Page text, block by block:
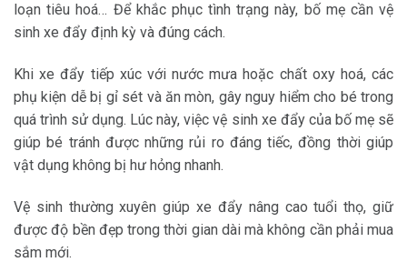
loạn tiêu hoá… Để khắc phục tình trạng này, bố mẹ cần vệ
sinh xe đẩy định kỳ và đúng cách.
Khi xe đẩy tiếp xúc với nước mưa hoặc chất oxy hoá, các
phụ kiện dễ bị gỉ sét và ăn mòn, gây nguy hiểm cho bé trong
quá trình sử dụng. Lúc này, việc vệ sinh xe đẩy của bố mẹ sẽ
giúp bé tránh được những rủi ro đáng tiếc, đồng thời giúp
vật dụng không bị hư hỏng nhanh.
Vệ sinh thường xuyên giúp xe đẩy nâng cao tuổi thọ, giữ
được độ bền đẹp trong thời gian dài mà không cần phải mua
sắm mới.